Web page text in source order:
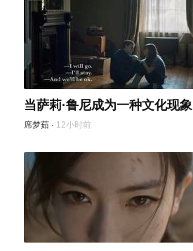
当萨莉·鲁尼成为一种文化现象
席梦茹 · 12小时前